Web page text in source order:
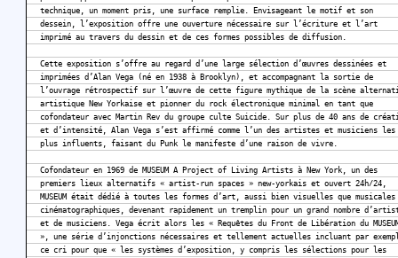
technique, un moment pris, une surface remplie. Envisageant le motif et son
dessein, l’exposition offre une ouverture nécessaire sur l’écriture et l’art
imprimé au travers du dessin et de ces formes possibles de diffusion.
Cette exposition s’offre au regard d’une large sélection d’œuvres dessinées et
imprimées d’Alan Vega (né en 1938 à Brooklyn), et accompagnant la sortie de
l’ouvrage rétrospectif sur l’œuvre de cette figure mythique de la scène
artistique New Yorkaise et pionner du rock électronique minimal en tant que
cofondateur avec Martin Rev du groupe culte Suicide. Sur plus de 40 ans de
et d’intensité, Alan Vega s’est affirmé comme l’un des artistes et musiciens les
plus influents, faisant du Punk le manifeste d’une raison de vivre.
Cofondateur en 1969 de MUSEUM A Project of Living Artists à New York, un des
premiers lieux alternatifs « artist-run spaces » new-yorkais et ouvert 24h/24,
MUSEUM était dédié à toutes les formes d’art, aussi bien visuelles que
cinématographiques, devenant rapidement un tremplin pour un grand nombre
et de musiciens. Vega écrit alors les « Requêtes du Front de Libération du
», une série d’injonctions nécessaires et tellement actuelles incluant par
ce cri pour que « les systèmes d’exposition, y compris les sélections pour les